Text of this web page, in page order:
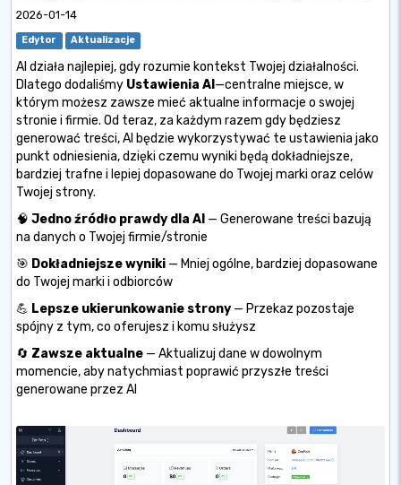
2026-01-14
Edytor Aktualizacje
AI działa najlepiej, gdy rozumie kontekst Twojej działalności.
Dlatego dodaliśmy Ustawienia AI —centralne miejsce, w
którym możesz zawsze mieć aktualne informacje o swojej
stronie i firmie. Od teraz, za każdym razem gdy będziesz
generować treści, AI będzie wykorzystywać te ustawienia jako
punkt odniesienia, dzięki czemu wyniki będą dokładniejsze,
bardziej trafne i lepiej dopasowane do Twojej marki oraz celów
Twojej strony.
🧠 Jedno źródło prawdy dla AI — Generowane treści bazują
na danych o Twojej firmie/stronie
🎯 Dokładniejsze wyniki — Mniej ogólne, bardziej dopasowane
do Twojej marki i odbiorców
💪 Lepsze ukierunkowanie strony — Przekaz pozostaje
spójny z tym, co oferujesz i komu służysz
🔄 Zawsze aktualne — Aktualizuj dane w dowolnym
momencie, aby natychmiast poprawić przyszłe treści
generowane przez AI